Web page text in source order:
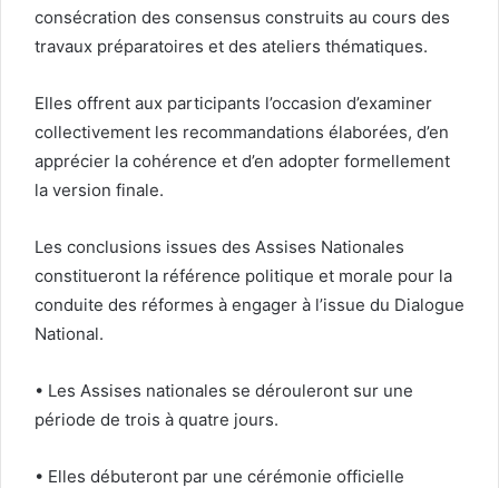
consécration des consensus construits au cours des
travaux préparatoires et des ateliers thématiques.
Elles offrent aux participants l’occasion d’examiner
collectivement les recommandations élaborées, d’en
apprécier la cohérence et d’en adopter formellement
la version finale.
Les conclusions issues des Assises Nationales
constitueront la référence politique et morale pour la
conduite des réformes à engager à l’issue du Dialogue
National.
• Les Assises nationales se dérouleront sur une
période de trois à quatre jours.
• Elles débuteront par une cérémonie officielle